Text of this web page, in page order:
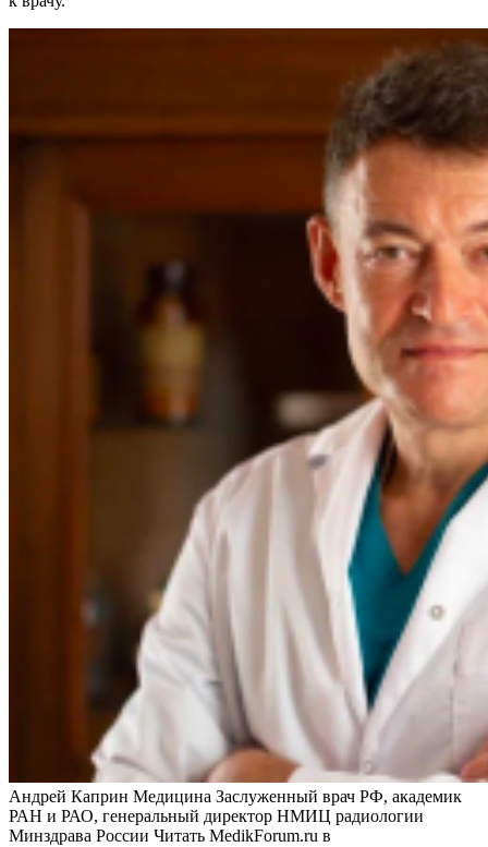
Андрей Каприн Медицина Заслуженный врач РФ, академик
РАН и РАО, генеральный директор НМИЦ радиологии
Минздрава России Читать MedikForum.ru в